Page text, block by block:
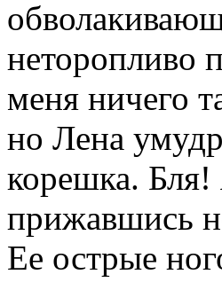
неторопливо
меня ничего
но Лена
корешка. Бля!
прижавшись
Ее острые